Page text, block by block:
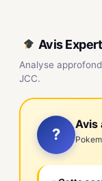
Avis Expert
Analyse
JCC.
?
Avis